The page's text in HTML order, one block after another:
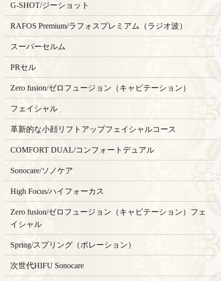
G-SHOT/ジーショット
RAFOS Premium/ラフォスプレミアム（ラジオ波）
スーパーセルム
PRセル
Zero fusion/ゼロフュージョン（キャビテーション）
フェイシャル
革新的な小顔リフトアップフェイシャルコース
COMFORT DUAL/コンフォートデュアル
Sonocare/ソノケア
High Focus/ハイフォーカス
Zero fusion/ゼロフュージョン（キャビテーション）フェ
イシャル
Spring/スプリング（ポレーション）
次世代HIFU Sonocare